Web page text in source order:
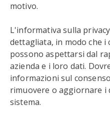
motivo.
L'informativa sulla
dettagliata, in modo che i
possono aspettarsi dal
azienda e i loro dati.
informazioni sul
rimuovere o aggiornare
sistema.